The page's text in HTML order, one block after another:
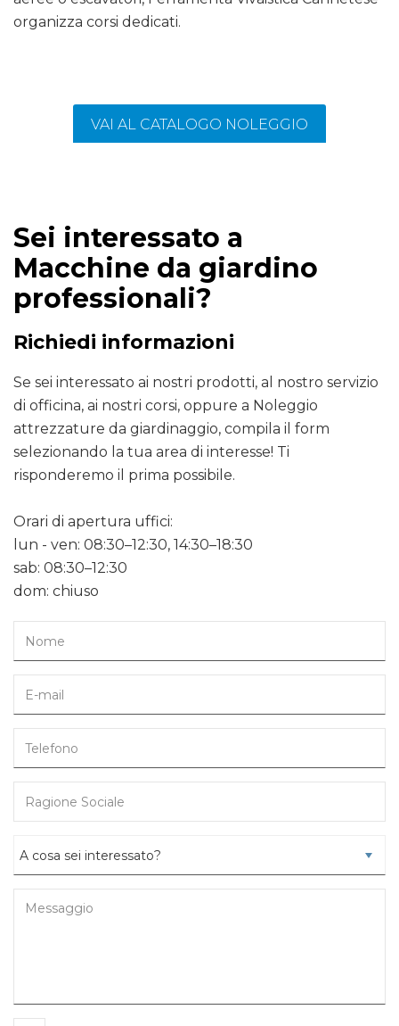
organizza corsi dedicati.
VAI AL CATALOGO NOLEGGIO
Sei interessato a
Macchine da giardino
professionali?
Richiedi informazioni
Se sei interessato ai nostri prodotti, al nostro servizio
di officina, ai nostri corsi, oppure a Noleggio
attrezzature da giardinaggio, compila il form
selezionando la tua area di interesse! Ti
risponderemo il prima possibile.
Orari di apertura uffici:
lun - ven: 08:30–12:30, 14:30–18:30
sab: 08:30–12:30
dom: chiuso